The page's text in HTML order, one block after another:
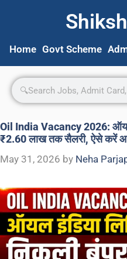
Home Govt Scheme
Oil India Vacancy 2026: ऑयल
₹2.60 लाख तक सैलरी, ऐसे करें
May 31, 2026 by Neha